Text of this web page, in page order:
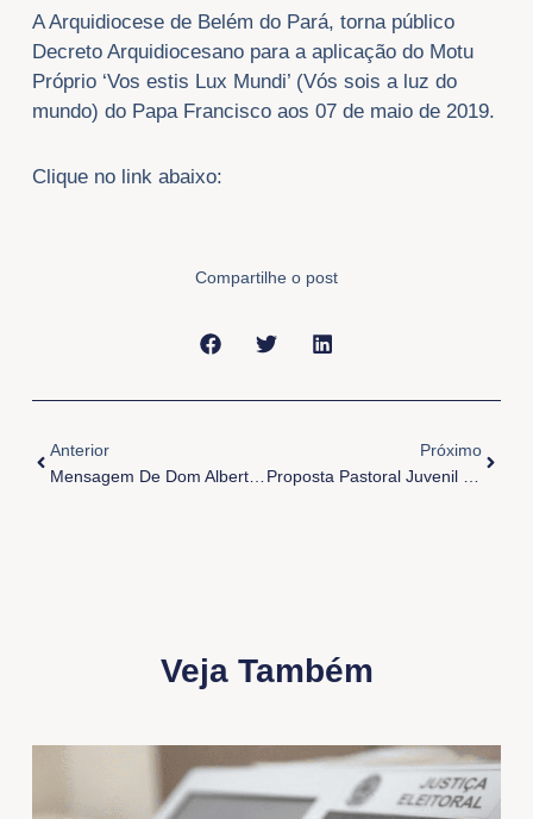
A Arquidiocese de Belém do Pará, torna público
Decreto Arquidiocesano para a aplicação do Motu
Próprio ‘Vos estis Lux Mundi’ (Vós sois a luz do
mundo) do Papa Francisco aos 07 de maio de 2019.
Clique no link abaixo:
Compartilhe o post
Anterior
Mensagem De Dom Alberto Em Combate Ao Coronavírus
Próximo
Veja Também